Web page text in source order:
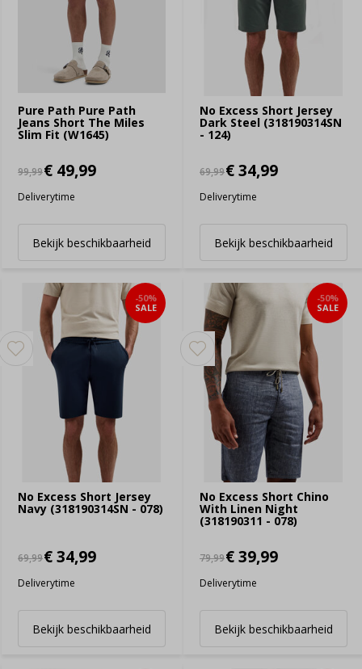
Pure Path Pure Path
Jeans Short The Miles
Slim Fit (W1645)
99,99€ 49,99
Deliverytime
Bekijk beschikbaarheid
No Excess Short Jersey
Dark Steel (318190314SN
- 124)
69,99€ 34,99
Deliverytime
Bekijk beschikbaarheid
No Excess Short Jersey
Navy (318190314SN - 078)
-50%
SALE
69,99€ 34,99
Deliverytime
Bekijk beschikbaarheid
No Excess Short Chino
With Linen Night
(318190311 - 078)
-50%
SALE
79,99€ 39,99
Deliverytime
Bekijk beschikbaarheid